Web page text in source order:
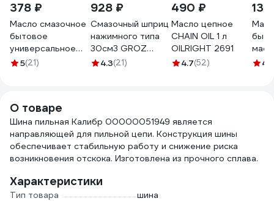
378 ₽
Масло смазочное
бытовое
универсальное
LIKSIR 401412
5(21)
928 ₽
Смазочный шприц
нажимного типа
30см3 GROZ
GR43100 - G6P
4.3(21)
490 ₽
Масло цепное
CHAIN OIL 1 л
OILRIGHT 2691
4.7(52)
09-4.9
О товаре
Шина пильная Калибр 00000051949 является
направляющей для пильной цепи. Конструкция шины
обеспечивает стабильную работу и снижение риска
возникновения отскока. Изготовлена из прочного сплава.
Характеристики
Тип товара
шина